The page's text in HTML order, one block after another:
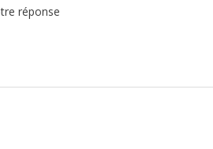
réponse